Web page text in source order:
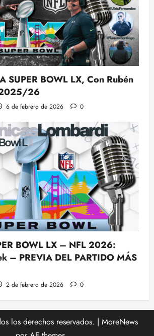
SUPER BOWL LX, Con Rubén
26
6 de febrero de 2026 0
BOWL LX – NFL 2026:
– PREVIA DEL PARTIDO MÁS
2 de febrero de 2026 0
los derechos reservados. | MoreNews